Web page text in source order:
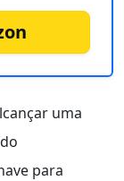
uma
para